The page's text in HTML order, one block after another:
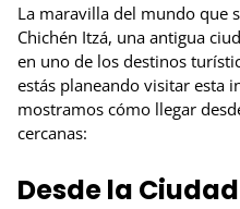
La maravilla del mundo que
Chichén Itzá, una antigua
en uno de los destinos
estás planeando visitar esta
mostramos cómo llegar
cercanas:
Desde la